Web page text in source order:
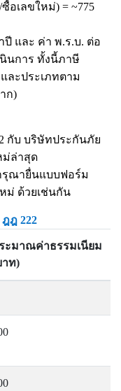
อเลขใหม่) = ~775
ปี และ ค่า พ.ร.บ. ต่อ
นการ ทั้งนี้ภาษี
ละประเภทตาม
ก)
กับ บริษัทประกันภัย
ม่ล่าสุด
กรุณายื่นแบบฟอร์ม
ม่ ด้วยเช่นกัน
ฎ 222
ะมาณค่าธรรมเนียม
าท)